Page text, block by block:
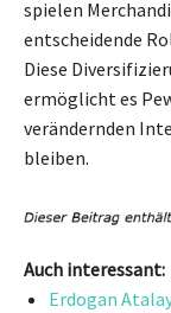
spielen
entscheidende
Diese
ermöglicht es
verändernden
bleiben.
Auch interessant:
Erdogan